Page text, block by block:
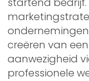
creëren van
aanwezigheid
professionele